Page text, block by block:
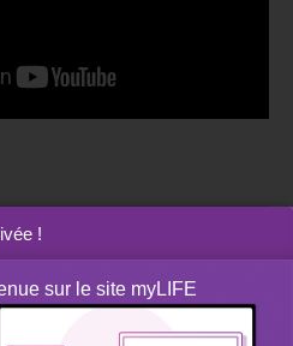
!
sur le site myLIFE